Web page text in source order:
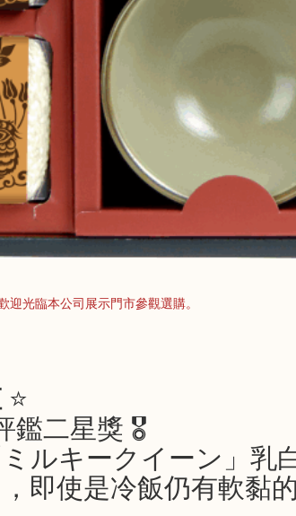
迎光臨本公司展示門市參觀選購。
⭐
鑑二星獎 🎖
ルキークイーン」乳
即使是冷飯仍有軟黏的